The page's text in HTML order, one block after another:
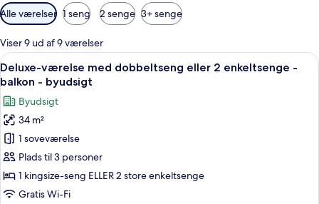
Tilgængelige
filtre
for
værelser
Alle værelser 1 seng 2 senge 3+ senge
Viser 9 ud af 9 værelser
Indlæs
alle
billeder
af
Deluxe-
værelse
med
dobbeltseng
eller
Et hotelværelse med to senge, et
7
Deluxe-værelse med dobbeltseng eller 2 enkeltsenge -
balkon - byudsigt
Byudsigt
34 m²
1 soveværelse
Plads til 3 personer
1 kingsize-seng ELLER 2 store enkeltsenge
Gratis Wi-Fi